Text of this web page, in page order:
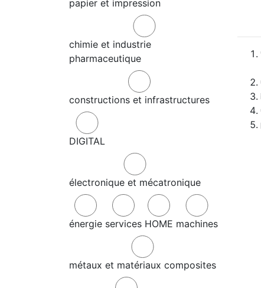
papier et impression
chimie et industrie
pharmaceutique
constructions et infrastructures
DIGITAL
électronique et mécatronique
énergie services HOME machines
métaux et matériaux composites